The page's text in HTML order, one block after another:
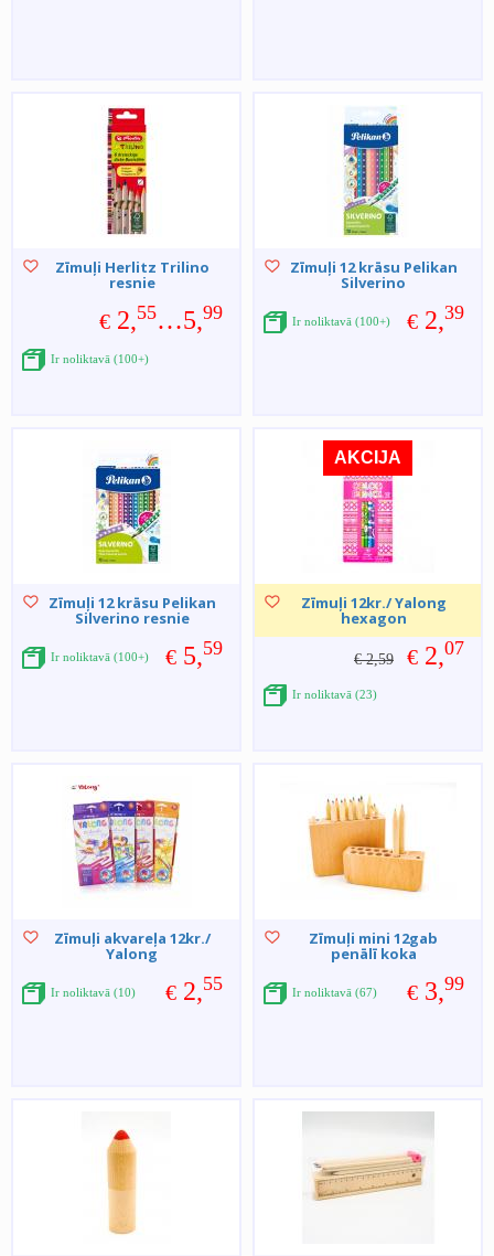
Zīmuļi Herlitz Trilino
resnie
€ 2,55…5,99
Ir noliktavā (100+)
Zīmuļi 12 krāsu Pelikan
Silverino
€ 2,39
Ir noliktavā (100+)
Zīmuļi 12 krāsu Pelikan
Silverino resnie
€ 5,59
Ir noliktavā (100+)
AKCIJA
Zīmuļi 12kr./ Yalong
hexagon
€ 2,59 € 2,07
Ir noliktavā (23)
Zīmuļi akvareļa 12kr./
Yalong
€ 2,55
Ir noliktavā (10)
Zīmuļi mini 12gab
penālī koka
€ 3,99
Ir noliktavā (67)